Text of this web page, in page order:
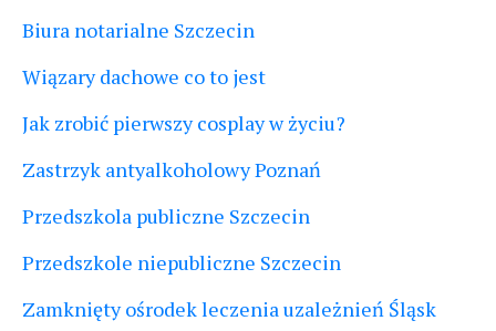
Biura notarialne Szczecin
Wiązary dachowe co to jest
Jak zrobić pierwszy cosplay w życiu?
Zastrzyk antyalkoholowy Poznań
Przedszkola publiczne Szczecin
Przedszkole niepubliczne Szczecin
Zamknięty ośrodek leczenia uzależnień Śląsk